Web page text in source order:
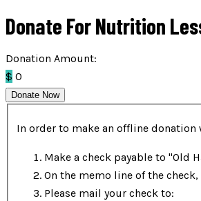
Donate For Nutrition
Donation Amount:
$ 0
Donate Now
In order to make an offline
Make a check payable to "Old
On the memo line of the
Please mail your check to: